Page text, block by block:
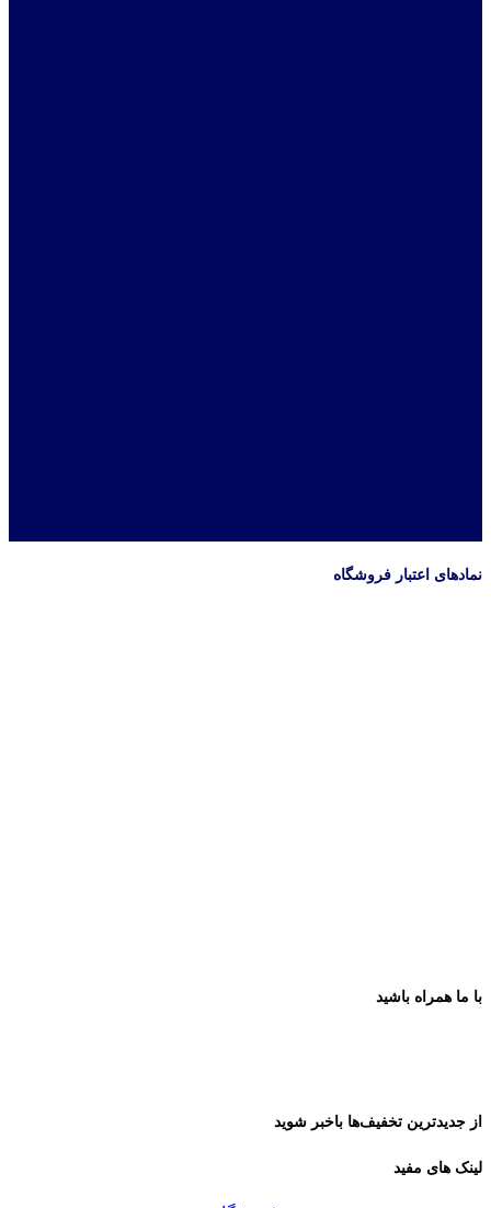
نمادهای اعتبار فروشگاه
با ما همراه باشید
از جدیدترین تخفیف‌ها باخبر شوید
لینک های مفید